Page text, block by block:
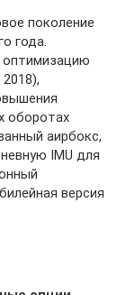
поколение
года.
оптимизацию
оборотах
аирбокс,
IMU для
версия